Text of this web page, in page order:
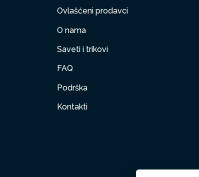
Ovlašćeni prodavci
O nama
Saveti i trikovi
FAQ
Podrška
Kontakti